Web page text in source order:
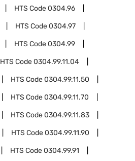
HTS Code0304.96
HTS Code0304.97
HTS Code0304.99
HTS Code0304.99.11.04
HTS Code0304.99.11.50
HTS Code0304.99.11.70
HTS Code0304.99.11.83
HTS Code0304.99.11.90
HTS Code0304.99.91